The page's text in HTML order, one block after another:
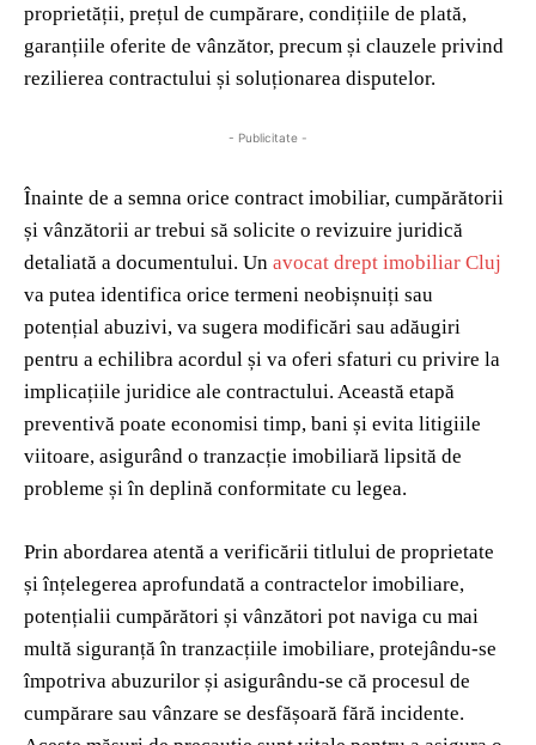
proprietății, prețul de cumpărare, condițiile de plată,
garanțiile oferite de vânzător, precum și clauzele privind
rezilierea contractului și soluționarea disputelor.
- Publicitate -
Înainte de a semna orice contract imobiliar, cumpărătorii
și vânzătorii ar trebui să solicite o revizuire juridică
detaliată a documentului. Un avocat drept imobiliar Cluj
va putea identifica orice termeni neobișnuiți sau
potențial abuzivi, va sugera modificări sau adăugiri
pentru a echilibra acordul și va oferi sfaturi cu privire la
implicațiile juridice ale contractului. Această etapă
preventivă poate economisi timp, bani și evita litigiile
viitoare, asigurând o tranzacție imobiliară lipsită de
probleme și în deplină conformitate cu legea.
Prin abordarea atentă a verificării titlului de proprietate
și înțelegerea aprofundată a contractelor imobiliare,
potențialii cumpărători și vânzători pot naviga cu mai
multă siguranță în tranzacțiile imobiliare, protejându-se
împotriva abuzurilor și asigurându-se că procesul de
cumpărare sau vânzare se desfășoară fără incidente.